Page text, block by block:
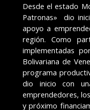
Desde el estado
Patronas» dio
apoyo a
región. Como
implementadas
Bolivariana de
programa
dio inicio con
emprendedores,
y próximo